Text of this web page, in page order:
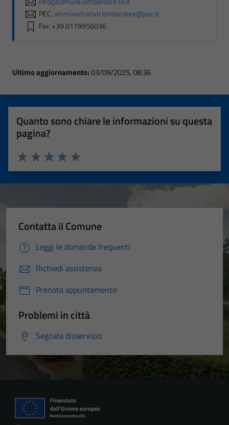
PEC:amministrativo.lombardore@pec.it
Fax: +39 0119956036
Ultimo aggiornamento:03/09/2025, 08:36
Quanto sono chiare le informazioni su questa
pagina?
Valuta 5 stelle su 5
Valuta 4 stelle su 5
Valuta 3 stelle su 5
Valuta 2 stelle su 5
Valuta 1 stelle su 5
Contatta il Comune
Leggi le domande frequenti
Richiedi assistenza
Prenota appuntamento
Problemi in città
Segnala disservizio